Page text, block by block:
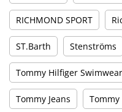
RICHMOND SPORT
ST.Barth Stenströms
Tommy Hilfiger Swimwear
Tommy Jeans